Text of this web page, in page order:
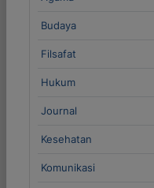
Budaya
Filsafat
Hukum
Journal
Kesehatan
Komunikasi